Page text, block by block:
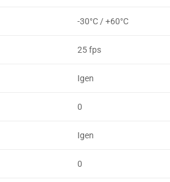
-30°C / +60°C
25 fps
Igen
0
Igen
0